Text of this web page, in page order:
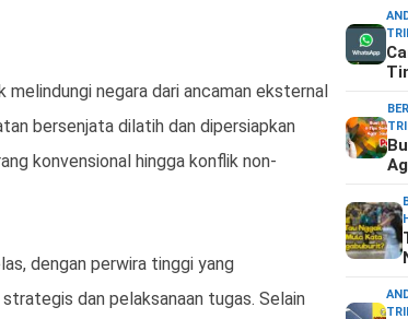
melindungi negara dari ancaman eksternal
bersenjata dilatih dan dipersiapkan
konvensional hingga konflik non-
dengan perwira tinggi yang
dan pelaksanaan tugas. Selain